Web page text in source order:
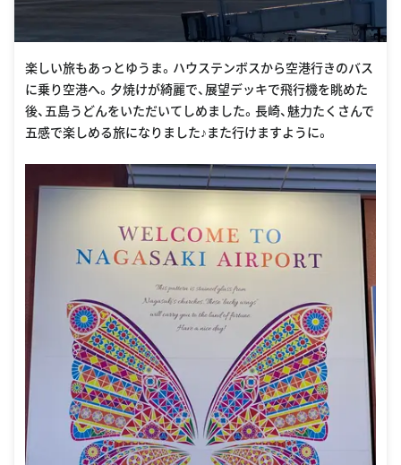
楽しい旅もあっとゆうま。ハウステンボスから空港行きのバス
に乗り空港へ。夕焼けが綺麗で、展望デッキで飛行機を眺めた
後、五島うどんをいただいてしめました。長崎、魅力たくさんで
五感で楽しめる旅になりました♪また行けますように。